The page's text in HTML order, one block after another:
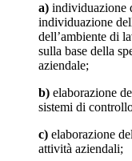
a) individuazione
individuazione
dell’ambiente di
sulla base della
aziendale;
b) elaborazione
sistemi di
c) elaborazione
attività aziendali;